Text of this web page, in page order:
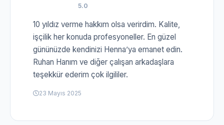
5.0
10 yıldız verme hakkım olsa verirdim. Kalite,
işçilik her konuda profesyoneller. En güzel
gününüzde kendinizi Henna’ya emanet edin.
Ruhan Hanım ve diğer çalışan arkadaşlara
teşekkür ederim çok ilgililer.
23 Mayıs 2025